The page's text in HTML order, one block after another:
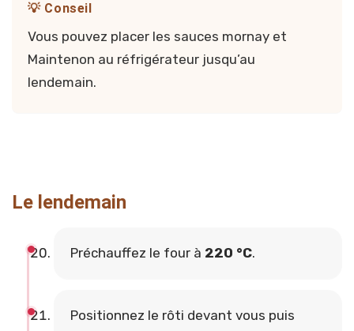
💡 Conseil
Vous pouvez placer les sauces mornay et
Maintenon au réfrigérateur jusqu’au
lendemain.
Le lendemain
Préchauffez le four à 220 °C.
Positionnez le rôti devant vous puis